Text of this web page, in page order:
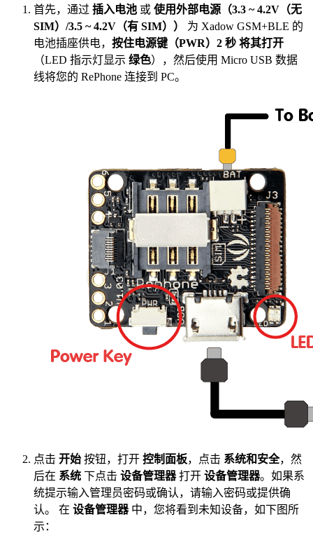
首先，通过 插入电池 或 使用外部电源（3.3 ~ 4.2V（无
SIM）/3.5 ~ 4.2V（有 SIM））
为 Xadow GSM+BLE 的
电池插座供电， 按住电源键（PWR）2 秒 将其打开
（LED 指示灯显示 绿色），然后使用 Micro USB 数据
线将您的 RePhone 连接到 PC。
点击 开始 按钮，打开 控制面板，点击 系统和安全，然
后在 系统 下点击 设备管理器打开 设备管理器。如果系
统提示输入管理员密码或确认，请输入密码或提供确
认。 在 设备管理器中，您将看到未知设备，如下图所
示：